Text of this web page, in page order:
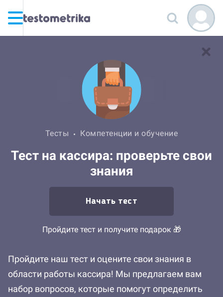
Тесты Компетенции и обучение
Тест на кассира: проверьте свои
знания
Начать тест
Пройдите тест и получите подарок 🎁
Пройдите наш тест и оцените свои знания в
области работы кассира! Мы предлагаем вам
набор вопросов, которые помогут определить